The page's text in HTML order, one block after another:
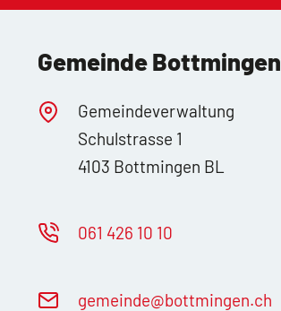
Gemeinde Bottmingen
Gemeindeverwaltung
Schulstrasse 1
4103 Bottmingen BL
061 426 10 10
g m nd b ttm ng n ch